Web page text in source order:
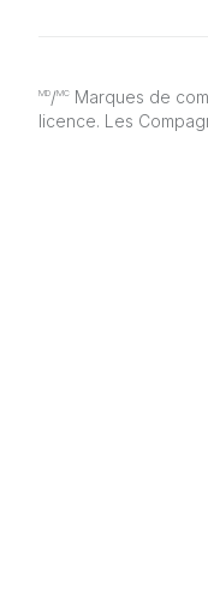
MD/MC Marques de
licence. Les